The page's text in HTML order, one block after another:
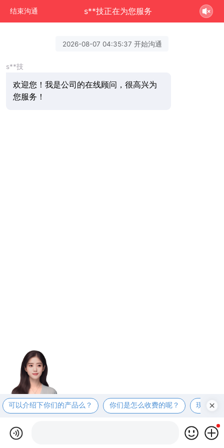
结束沟通 s**技正在为您服务
2026-08-07 04:35:37 开始沟通
s**技
欢迎您！我是公司的在线顾问，很高兴为
您服务！
可以介绍下你们的产品么？ 你们是怎么收费的呢？ 现在有